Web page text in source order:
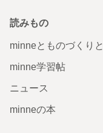
読みもの
minneとものづくりと
minne学習帖
ニュース
minneの本